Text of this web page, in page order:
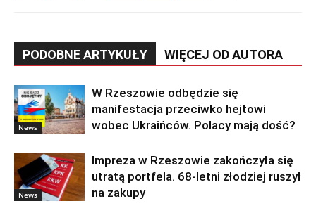
PODOBNE ARTYKUŁY WIĘCEJ OD AUTORA
News
W Rzeszowie odbędzie się
manifestacja przeciwko hejtowi
wobec Ukraińców. Polacy mają dość?
News
Impreza w Rzeszowie zakończyła się
utratą portfela. 68-letni złodziej ruszył
na zakupy